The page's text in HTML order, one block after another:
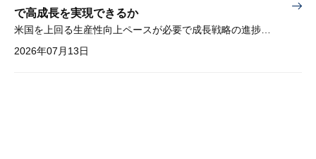
で高成長を実現できるか
2026年07月13日